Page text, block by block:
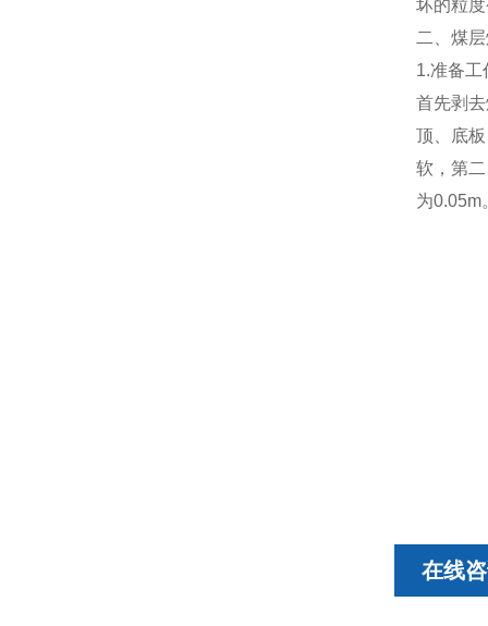
坏的粒
二、煤
1.准备工
首先剥
顶、底
软，第
为0.05m
在线